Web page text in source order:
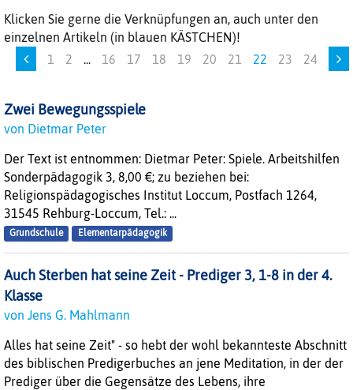
Klicken Sie gerne die Verknüpfungen an, auch unter den
einzelnen Artikeln (in blauen KÄSTCHEN)!
1
2 ... 16 17 18 19 20 21 22 23 24
Zwei Bewegungsspiele
von Dietmar Peter
Der Text ist entnommen: Dietmar Peter: Spiele. Arbeitshilfen
Sonderpädagogik 3, 8,00 €; zu beziehen bei:
Religionspädagogisches Institut Loccum, Postfach 1264,
31545 Rehburg-Loccum, Tel.: ...
Grundschule Elementarpädagogik
Auch Sterben hat seine Zeit - Prediger 3, 1-8 in der 4.
Klasse
von Jens G. Mahlmann
Alles hat seine Zeit" - so hebt der wohl bekannteste Abschnitt
des biblischen Predigerbuches an jene Meditation, in der der
Prediger über die Gegensätze des Lebens, ihre